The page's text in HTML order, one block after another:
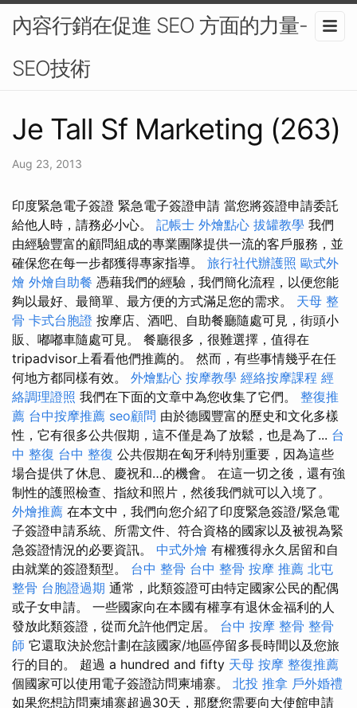
內容行銷在促進 SEO 方面的力量-
SEO技術
Je Tall Sf Marketing (263)
Aug 23, 2013
印度緊急電子簽證 緊急電子簽證申請 當您將簽證申請委託
給他人時，請務必小心。 記帳士 外燴點心 拔罐教學 我們
由經驗豐富的顧問組成的專業團隊提供一流的客戶服務，並
確保您在每一步都獲得專家指導。 旅行社代辦護照 歐式外
燴 外燴自助餐 憑藉我們的經驗，我們簡化流程，以便您能
夠以最好、最簡單、最方便的方式滿足您的需求。 天母 整
骨 卡式台胞證 按摩店、酒吧、自助餐廳隨處可見，街頭小
販、嘟嘟車隨處可見。 餐廳很多，很難選擇，值得在
tripadvisor上看看他們推薦的。 然而，有些事情幾乎在任
何地方都同樣有效。 外燴點心 按摩教學 經絡按摩課程 經
絡調理證照 我們在下面的文章中為您收集了它們。 整復推
薦 台中按摩推薦 seo顧問 由於德國豐富的歷史和文化多樣
性，它有很多公共假期，這不僅是為了放鬆，也是為了... 台
中 整復 台中 整復 公共假期在匈牙利特別重要，因為這些
場合提供了休息、慶祝和…的機會。 在這一切之後，還有強
制性的護照檢查、指紋和照片，然後我們就可以入境了。
外燴推薦 在本文中，我們向您介紹了印度緊急簽證/緊急電
子簽證申請系統、所需文件、符合資格的國家以及被視為緊
急簽證情況的必要資訊。 中式外燴 有權獲得永久居留和自
由就業的簽證類型。 台中 整骨 台中 整骨 按摩 推薦 北屯
整骨 台胞證過期 通常，此類簽證可由特定國家公民的配偶
或子女申請。 一些國家向在本國有權享有退休金福利的人
發放此類簽證，從而允許他們定居。 台中 按摩 整骨 整骨
師 它還取決於您計劃在該國家/地區停留多長時間以及您旅
行的目的。 超過 a hundred and fifty 天母 按摩 整復推薦
個國家可以使用電子簽證訪問柬埔寨。 北投 推拿 戶外婚禮
如果您想訪問柬埔寨超過30天，那麼您需要向大使館申請